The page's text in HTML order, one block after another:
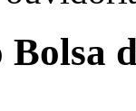
Bolsa